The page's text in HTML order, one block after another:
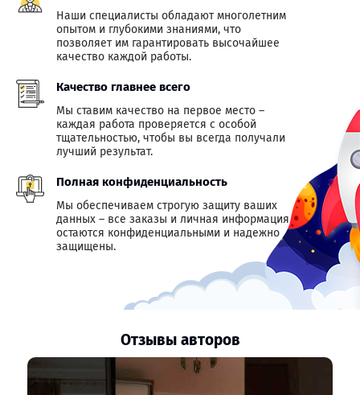
Наши специалисты обладают многолетним
опытом и глубокими знаниями, что
позволяет им гарантировать высочайшее
качество каждой работы.
Качество главнее всего
Мы ставим качество на первое место –
каждая работа проверяется с особой
тщательностью, чтобы вы всегда получали
лучший результат.
Полная конфиденциальность
Мы обеспечиваем строгую защиту ваших
данных – все заказы и личная информация
остаются конфиденциальными и надежно
защищены.
Отзывы авторов